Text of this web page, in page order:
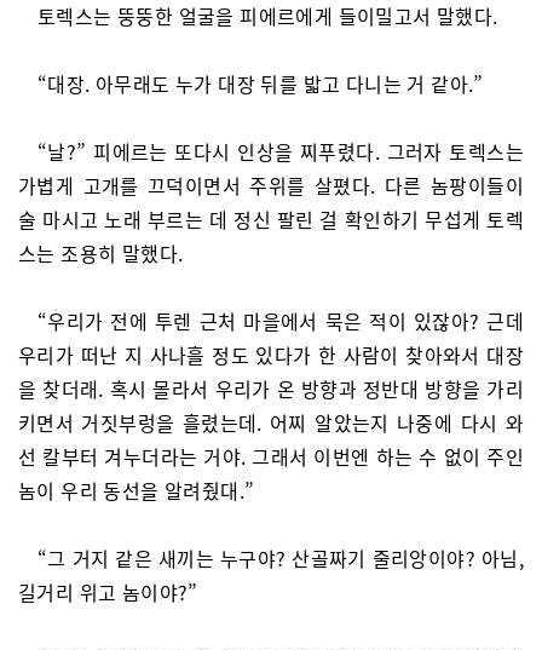
토렉스는 뚱뚱한 얼굴을 피에르에게 들이밀고서 말했다.
“대장. 아무래도 누가 대장 뒤를 밟고 다니는 거 같아.”
“날?” 피에르는 또다시 인상을 찌푸렸다. 그러자 토렉스는
가볍게 고개를 끄덕이면서 주위를 살폈다. 다른 놈팡이들이
술 마시고 노래 부르는 데 정신 팔린 걸 확인하기 무섭게 토렉
스는 조용히 말했다.
“우리가 전에 투렌 근처 마을에서 묵은 적이 있잖아? 근데
우리가 떠난 지 사나흘 정도 있다가 한 사람이 찾아와서 대장
을 찾더래. 혹시 몰라서 우리가 온 방향과 정반대 방향을 가리
키면서 거짓부렁을 흘렸는데. 어찌 알았는지 나중에 다시 와
선 칼부터 겨누더라는 거야. 그래서 이번엔 하는 수 없이 주인
놈이 우리 동선을 알려줬대.”
“그 거지 같은 새끼는 누구야? 산골짜기 줄리앙이야? 아님,
길거리 위고 놈이야?”